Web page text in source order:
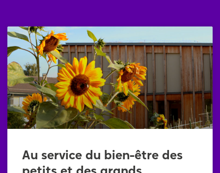
Au service du bien-être des